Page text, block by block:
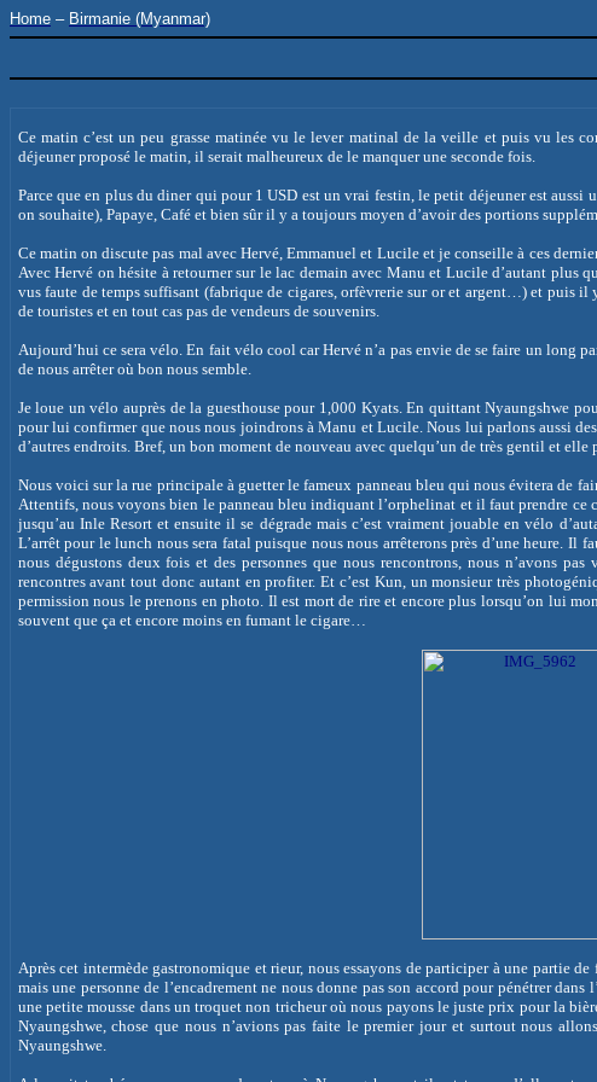
Home – Birmanie (Myanmar)
Ce matin c’est un peu grasse matinée vu le lever matinal de la veille et puis vu les
déjeuner proposé le matin, il serait malheureux de le manquer une seconde fois.
Parce que en plus du diner qui pour 1 USD est un vrai festin, le petit déjeuner est aussi
on souhaite), Papaye, Café et bien sûr il y a toujours moyen d’avoir des portions
Ce matin on discute pas mal avec Hervé, Emmanuel et Lucile et je conseille à ces
Avec Hervé on hésite à retourner sur le lac demain avec Manu et Lucile d’autant plus
vus faute de temps suffisant (fabrique de cigares, orfèvrerie sur or et argent…) et puis il
de touristes et en tout cas pas de vendeurs de souvenirs.
Aujourd’hui ce sera vélo. En fait vélo cool car Hervé n’a pas envie de se faire un long
de nous arrêter où bon nous semble.
Je loue un vélo auprès de la guesthouse pour 1,000 Kyats. En quittant Nyaungshwe
pour lui confirmer que nous nous joindrons à Manu et Lucile. Nous lui parlons aussi
d’autres endroits. Bref, un bon moment de nouveau avec quelqu’un de très gentil et elle
Nous voici sur la rue principale à guetter le fameux panneau bleu qui nous évitera de
Attentifs, nous voyons bien le panneau bleu indiquant l’orphelinat et il faut prendre ce
jusqu’au Inle Resortet ensuite il se dégrade mais c’est vraiment jouable en vélo
L’arrêt pour le lunch nous sera fatal puisque nous nous arrêterons près d’une heure. Il
nous dégustons deux fois et des personnes que nous rencontrons, nous n’avons
rencontres avant tout donc autant en profiter. Et c’est Kun, un monsieur très
permission nous le prenons en photo. Il est mort de rire et encore plus lorsqu’on lui
souvent que ça et encore moins en fumant le cigare…
Après cet intermède gastronomique et rieur, nous essayons de participer à une partie
mais une personne de l’encadrement ne nous donne pas son accord pour pénétrer
une petite mousse dans un troquet non tricheur où nous payons le juste prix pour la
Nyaungshwe, chose que nous n’avions pas faite le premier jour et surtout nous
Nyaungshwe.